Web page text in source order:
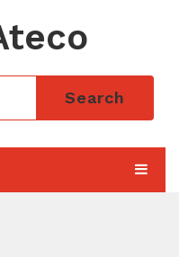
Search